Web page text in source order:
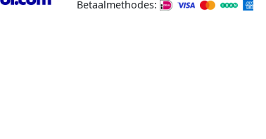
Betaalmethodes: